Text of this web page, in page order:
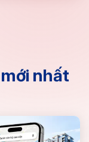
mới nhất